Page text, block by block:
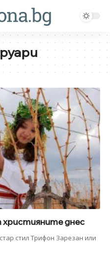
днес
стил Трифон Зарезан или